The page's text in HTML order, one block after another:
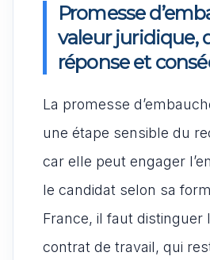
Promesse
valeur juridique,
réponse et
La promesse
une étape sensible du
car elle peut engager
le candidat selon sa
France, il faut distinguer
contrat de travail, qui